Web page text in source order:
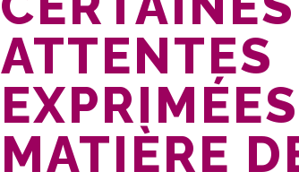
ATTENTES
MATIÈRE